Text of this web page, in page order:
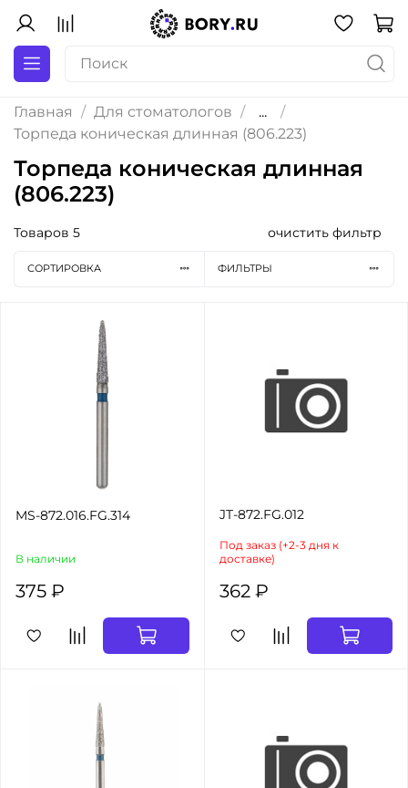
Главная Для стоматологов
...
Торпеда коническая длинная (806.223)
Торпеда коническая длинная
(806.223)
Товаров 5 очистить фильтр
СОРТИРОВКА ФИЛЬТРЫ
MS-872.016.FG.314
В наличии
375 ₽
JT-872.FG.012
Под заказ (+2-3 дня к
доставке)
362 ₽